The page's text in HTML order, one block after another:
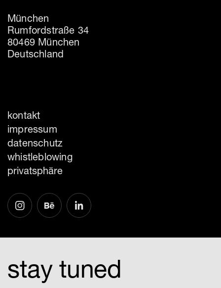
München
Rumfordstraße 34
80469 München
Deutschland
kontakt
impressum
datenschutz
whistleblowing
privatsphäre
stay tuned